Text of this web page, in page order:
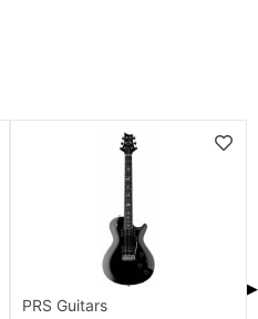
PRS Guitars
▶